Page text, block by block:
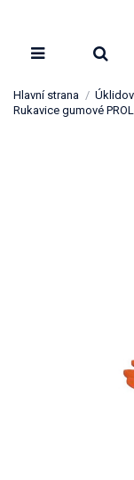
Hlavní strana
Rukavice gumové